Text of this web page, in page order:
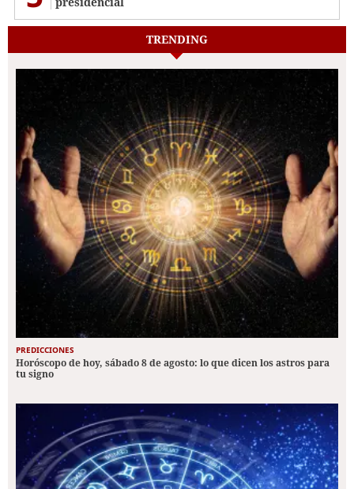
TRENDING
PREDICCIONES
Horóscopo de hoy, sábado 8 de agosto: lo que dicen los astros para
tu signo